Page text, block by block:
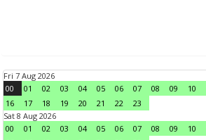
Fri 7 Aug 2026
00
01 02 03 04 05 06 07 08 09 10
16
17 18 19 20 21 22
23
Sat 8 Aug 2026
00
01 02 03 04 05 06 07 08 09 10